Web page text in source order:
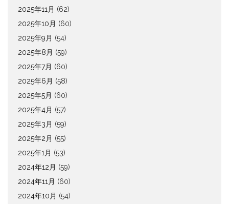
2025年11月 (62)
2025年10月 (60)
2025年9月 (54)
2025年8月 (59)
2025年7月 (60)
2025年6月 (58)
2025年5月 (60)
2025年4月 (57)
2025年3月 (59)
2025年2月 (55)
2025年1月 (53)
2024年12月 (59)
2024年11月 (60)
2024年10月 (54)